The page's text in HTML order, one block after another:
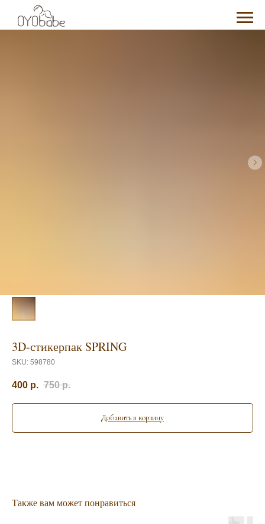
3D-стикерпак SPRING
SKU: 598780
400 р. 750 р.
Добавить в корзину
Также вам может понравиться